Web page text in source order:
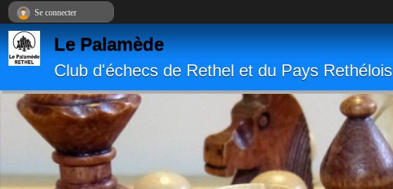
Le Palamède
Club d'échecs de Rethel et du Pays Rethélois
Se connecter
Panneau de gestion des cookies